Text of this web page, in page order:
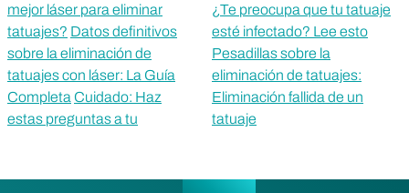
mejor láser para eliminar
tatuajes? Datos definitivos
sobre la eliminación de
tatuajes con láser: La Guía
Completa Cuidado: Haz
estas preguntas a tu
¿Te preocupa que tu tatuaje
esté infectado? Lee esto
Pesadillas sobre la
eliminación de tatuajes:
Eliminación fallida de un
tatuaje